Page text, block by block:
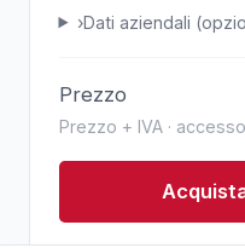
›Dati aziendali
Prezzo
Prezzo + IVA ·